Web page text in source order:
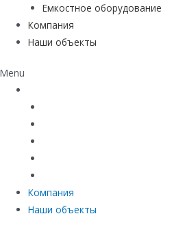
Емкостное оборудование
Компания
Наши объекты
Menu
Компания
Наши объекты